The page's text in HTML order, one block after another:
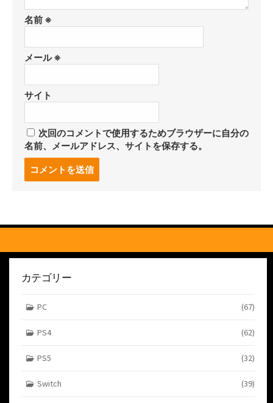
名前 ※
メール※
サイト
次回のコメントで使用するためブラウザーに自分の
名前、メールアドレス、サイトを保存する。
る
カテゴリー
PC (67)
PS4 (62)
PS5 (32)
Switch (39)